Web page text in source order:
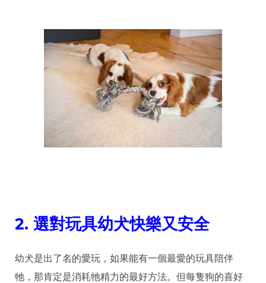
2. 選對玩具幼犬快樂又安全
幼犬是出了名的愛玩，如果能有一個最愛的玩具陪伴
牠，那肯定是消耗牠精力的最好方法。但每隻狗的喜好